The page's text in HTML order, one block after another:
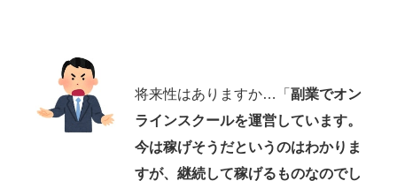
将来性はありますか…「 副業でオン
ラインスクールを運営しています。
今は稼げそうだというのはわかりま
すが、継続して稼げるものなのでし